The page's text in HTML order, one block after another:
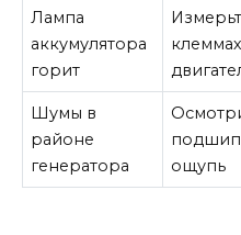
Лампа
аккумулятора
горит
Шумы в
районе
генератора
ощупь